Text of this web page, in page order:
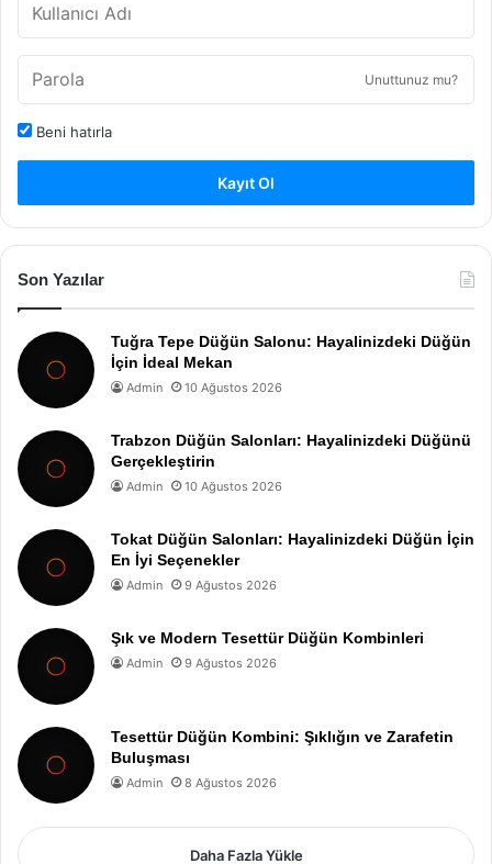
Unuttunuz mu?
Beni hatırla
Kayıt Ol
Son Yazılar
Tuğra Tepe Düğün Salonu: Hayalinizdeki Düğün
İçin İdeal Mekan
Admin 10 Ağustos 2026
Trabzon Düğün Salonları: Hayalinizdeki Düğünü
Gerçekleştirin
Admin 10 Ağustos 2026
Tokat Düğün Salonları: Hayalinizdeki Düğün İçin
En İyi Seçenekler
Admin 9 Ağustos 2026
Şık ve Modern Tesettür Düğün Kombinleri
Admin 9 Ağustos 2026
Tesettür Düğün Kombini: Şıklığın ve Zarafetin
Buluşması
Admin 8 Ağustos 2026
Daha Fazla Yükle